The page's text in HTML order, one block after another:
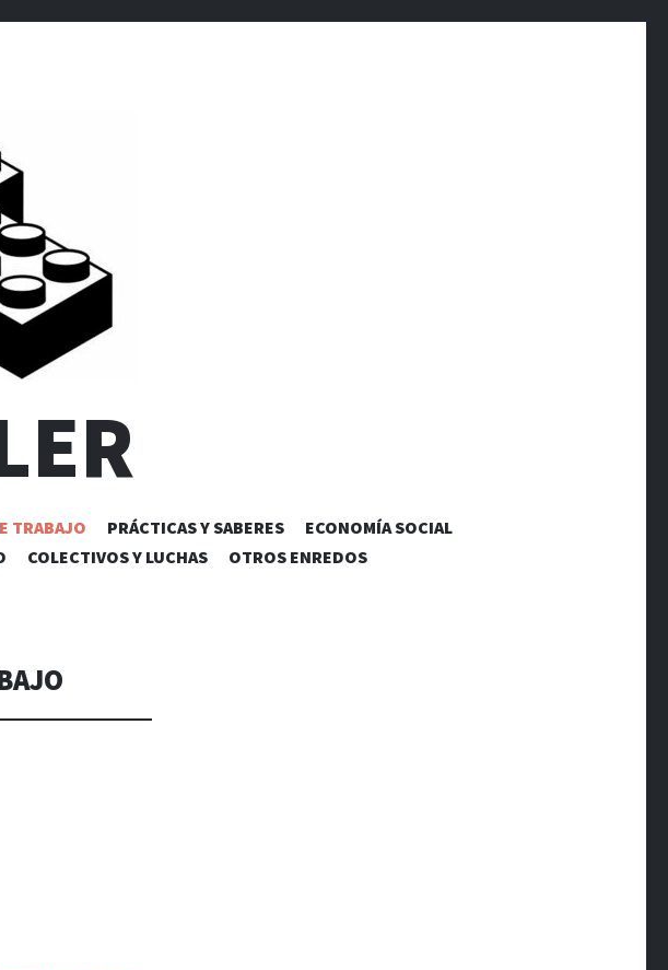
TRABAJO PRÁCTICAS Y SABERES
ECONOMÍA SOCIAL
COLECTIVOS Y LUCHAS OTROS ENREDOS